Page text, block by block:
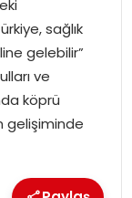
sağlık
gelebilir”
ve
köprü
gelişiminde